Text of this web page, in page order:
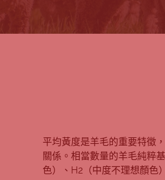
平均黃度是羊毛的重要特徵
關係。相當數量的羊毛純粹
色）、H2（中度不理想顏色